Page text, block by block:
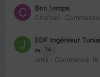
0
Bon temps
Charbel · Commencé
14
EDE Ingénieur
note
Jmili · Commencé